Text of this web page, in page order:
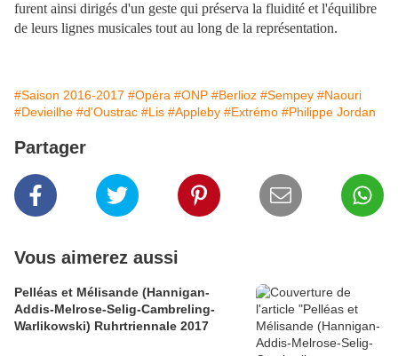
furent ainsi dirigés d'un geste qui préserva la fluidité et l'équilibre
de leurs lignes musicales tout au long de la représentation.
#Saison 2016-2017 #Opéra #ONP #Berlioz #Sempey #Naouri
#Devieilhe #d'Oustrac #Lis #Appleby #Extrémo #Philippe Jordan
Partager
Vous aimerez aussi
Pelléas et Mélisande (Hannigan-
Addis-Melrose-Selig-Cambreling-
Warlikowski) Ruhrtriennale 2017